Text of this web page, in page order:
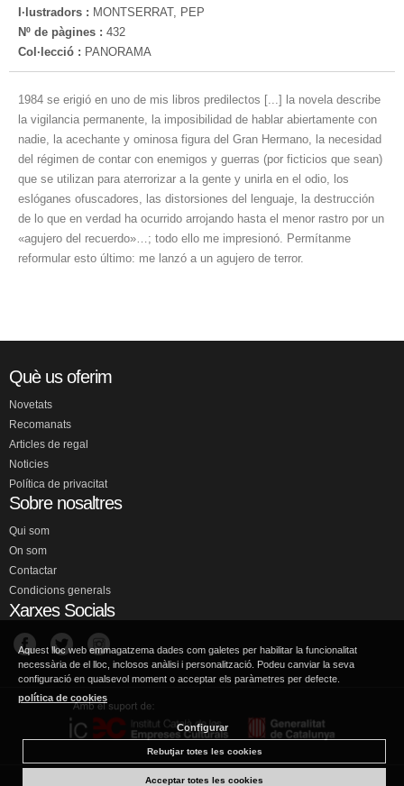
I·lustradors : MONTSERRAT, PEP
Nº de pàgines : 432
Col·lecció : PANORAMA
1984 se erigió en uno de mis libros predilectos [...] la novela describe
la vigilancia permanente, la imposibilidad de hablar abiertamente con
nadie, la acechante y ominosa figura del Gran Hermano, la necesidad
del régimen de contar con enemigos y guerras (por ficticios que sean)
que se utilizan para aterrorizar a la gente y unirla en el odio, los
eslóganes ofuscadores, las distorsiones del lenguaje, la destrucción
de lo que en verdad ha ocurrido arrojando hasta el menor rastro por un
«agujero del recuerdo»…; todo ello me impresionó. Permítanme
reformular esto último: me lanzó a un agujero de terror.
Què us oferim
Novetats
Recomanats
Articles de regal
Noticies
Política de privacitat
Sobre nosaltres
Qui som
On som
Contactar
Condicions generals
Xarxes Socials
Aquest lloc web emmagatzema dades com galetes per habilitar la funcionalitat
necessària de el lloc, inclosos anàlisi i personalització. Podeu canviar la seva
configuració en qualsevol moment o acceptar els paràmetres per defecte.
política de cookies
Configurar
Rebutjar totes les cookies
Acceptar totes les cookies